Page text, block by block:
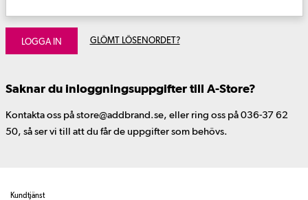
LOGGA IN GLÖMT LÖSENORDET?
Saknar du inloggningsuppgifter till A-Store?
Kontakta oss på store@addbrand.se, eller ring oss på 036-37 62
50, så ser vi till att du får de uppgifter som behövs.
Kundtjänst